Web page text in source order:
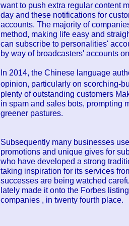
want to push extra regular content
day and these notifications for
accounts. The majority of
method, making life easy and
can subscribe to personalities'
by way of broadcasters' accounts
In 2014, the Chinese language
opinion, particularly on scorching-
plenty of outstanding customers
in spam and sales bots, prompting
greener pastures.
Subsequently many businesses
promotions and unique gives for
who have developed a strong
taking inspiration for its services
successes are being watched
lately made it onto the Forbes
companies , in twenty fourth place.